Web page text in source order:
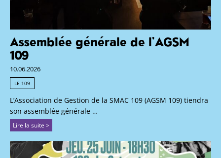
Assemblée générale de l’AGSM
109
10.06.2026
LE 109
L’Association de Gestion de la SMAC 109 (AGSM 109) tiendra
son assemblée générale …
Lire la suite >